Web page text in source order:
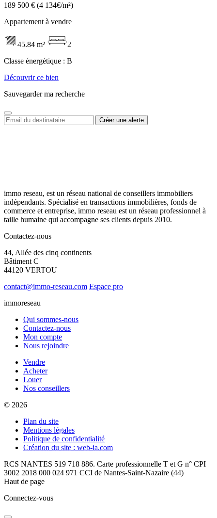
189 500 € (4 134€/m²)
Appartement à vendre
45.84 m²
2
Classe énergétique : B
Découvrir ce bien
Sauvegarder ma recherche
immo reseau, est un réseau national de conseillers immobiliers
indépendants. Spécialisé en transactions immobilières, fonds de
commerce et entreprise, immo reseau est un réseau professionnel à
taille humaine qui accompagne ses clients depuis 2010.
Contactez-nous
44, Allée des cinq continents
Bâtiment C
44120 VERTOU
contact@immo-reseau.com Espace pro
immoreseau
Qui sommes-nous
Contactez-nous
Mon compte
Nous rejoindre
Vendre
Acheter
Louer
Nos conseillers
© 2026
Plan du site
Mentions légales
Politique de confidentialité
Création du site : web-ia.com
RCS NANTES 519 718 886. Carte professionnelle T et G n° CPI
3002 2018 000 024 971 CCI de Nantes-Saint-Nazaire (44)
Haut de page
Connectez-vous